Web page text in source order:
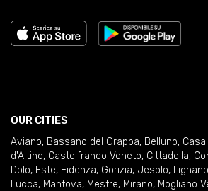
OUR CITIES
Aviano, Bassano del Grappa, Belluno,
d'Altino, Castelfranco Veneto, Cittadella,
Dolo, Este, Fidenza, Gorizia, Jesolo,
Lucca, Mantova, Mestre, Mirano, Mogliano